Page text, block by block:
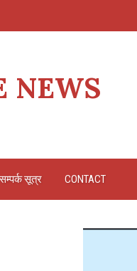
NEWS
सम्पर्क सूत्र CONTACT